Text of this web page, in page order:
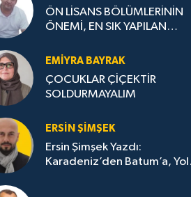
ÖN LİSANS BÖLÜMLERİNİN
ÖNEMİ, EN SIK YAPILAN
STRATEJİLERİ
EMIYRA BAYRAK
ÇOCUKLAR ÇİÇEKTİR
SOLDURMAYALIM
ERSIN ŞIMŞEK
Ersin Şimşek Yazdı:
Karadeniz’den Batum’a,